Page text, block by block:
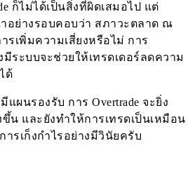
ก็ไม่ได้เป็นสิ่งที่ผิดเสมอไป แต่
อย่างรอบคอบว่า สภาวะตลาด ณ
เพิ่มความเสี่ยงหรือไม่ การ
มีระบบจะช่วยให้เทรดเดอร์ลดความ
ด้
ผนรองรับ การ Overtrade จะยิ่ง
ขึ้น และยังทำให้การเทรดเป็นเหมือน
ารเก็งกำไรอย่างมีวินัยครับ